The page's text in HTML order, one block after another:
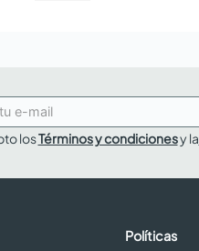
losTérminos y condicionesy la
Políticas